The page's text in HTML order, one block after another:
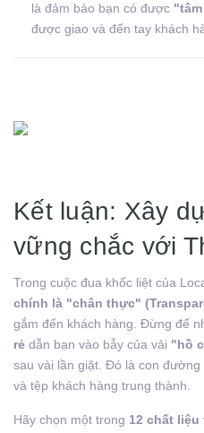
là đảm bảo bạn có được
được giao và đến tay khách
Kết luận: Xây
vững chắc với
Trong cuộc đua khốc liệt của
chính là "chân thực"
gắm đến khách hàng. Đừng để
rẻ dẫn bạn vào bẫy của vải "hồ
sau vài lần giặt. Đó là con
và tệp khách hàng trung thành.
Hãy chọn một trong 12 chất liệu